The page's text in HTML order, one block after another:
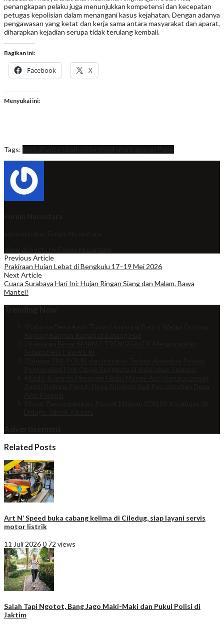
penangkapan pelaku juga menunjukkan kompetensi dan kecepatan
petugas kepolisian dalam menangani kasus kejahatan. Dengan adanya
pengawasan yang ketat dan kerja sama antara masyarakat dan aparat,
diharapkan kejadian serupa tidak terulang kembali.
Bagikan ini:
Facebook X
Menyukai ini:
Tags:
Previous Article
Prakiraan Hujan Lebat di Bengkulu 17–19 Mei 2026
Next Article
Cuaca Surabaya Hari Ini: Hujan Ringan Siang dan Malam, Bawa
Mantel!
Related Posts
Art N’ Speed buka cabang kelima di Ciledug, siap layani servis
motor listrik
11 Juli 20260 72 views
Salah Tapi Ngotot, Bang Jago Maki-Maki dan Pukul Polisi di
Jaktim